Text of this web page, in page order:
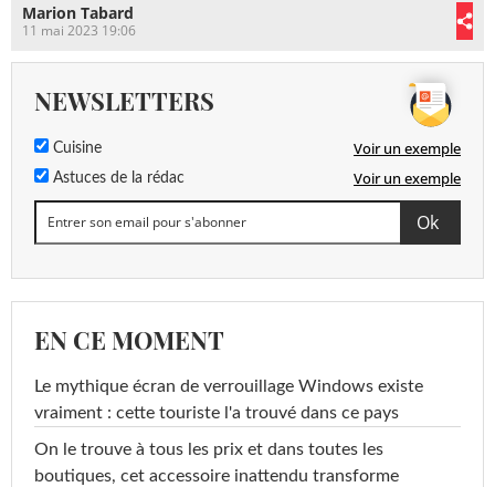
Marion Tabard
11 mai 2023 19:06
NEWSLETTERS
Cuisine Voir un exemple
Astuces de la rédac Voir un exemple
EN CE MOMENT
Le mythique écran de verrouillage Windows existe
vraiment : cette touriste l'a trouvé dans ce pays
On le trouve à tous les prix et dans toutes les
boutiques, cet accessoire inattendu transforme